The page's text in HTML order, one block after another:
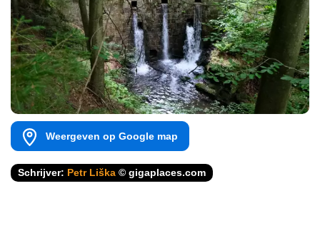
Weergeven op Google map
Schrijver: Petr Liška © gigaplaces.com